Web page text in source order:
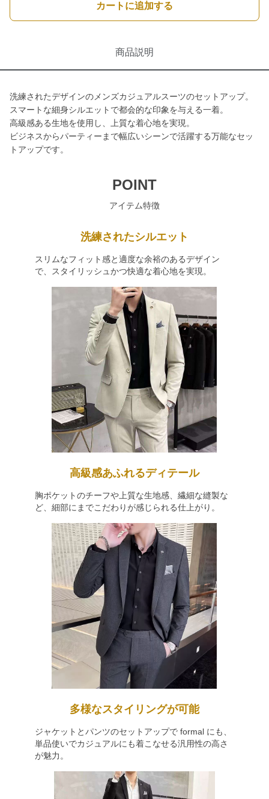
カートに追加する
商品説明
洗練されたデザインのメンズカジュアルスーツのセットアップ。
スマートな細身シルエットで都会的な印象を与える一着。
高級感ある生地を使用し、上質な着心地を実現。
ビジネスからパーティーまで幅広いシーンで活躍する万能なセッ
トアップです。
POINT
アイテム特徴
洗練されたシルエット
スリムなフィット感と適度な余裕のあるデザイン
で、スタイリッシュかつ快適な着心地を実現。
高級感あふれるディテール
胸ポケットのチーフや上質な生地感、繊細な縫製な
ど、細部にまでこだわりが感じられる仕上がり。
多様なスタイリングが可能
ジャケットとパンツのセットアップで formal にも、
単品使いでカジュアルにも着こなせる汎用性の高さ
が魅力。